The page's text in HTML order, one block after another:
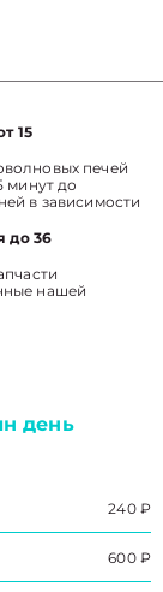
15
печей
минут до
в зависимости
до 36
нашей
день
240 ₽
600 ₽